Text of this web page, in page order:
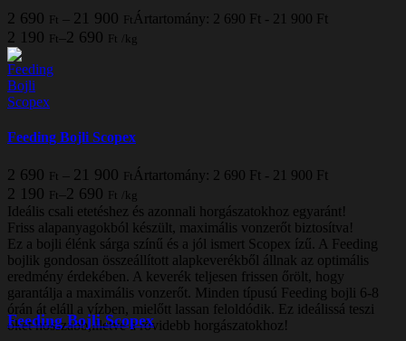
2 690 Ft – 21 900 Ft Ártartomány: 2 690 Ft - 21 900 Ft
2 190 Ft–2 690 Ft kg
Feeding Bojli Scopex
2 690 Ft – 21 900 Ft Ártartomány: 2 690 Ft - 21 900 Ft
2 190 Ft–2 690 Ft kg
Ideális csali etetéshez és azonnali horgászatokhoz egyaránt!
Friss alapanyagokból készült, maximális vonzerőt biztosítva!
Ez a bojli élénk sárga színű és a jól ismert Scopex ízű. A Feeding
bojlik gondosan összeállított alapkeverékből állnak az optimális
eredmény érdekében. A keverék teljesen frissen őrölt, hogy
garantálja a maximális vonzerőt. Minden típusú Feeding bojli 6-8
órán át eláll a vízben, mielőtt lassan feloldódik. Ez ideálissá teszi
őket hosszabb,illetve a rövidebb horgászatokhoz!
Feeding Bojli Scopex